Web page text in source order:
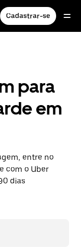
Cadastrar-se
para
em
entre no
com o Uber
dias